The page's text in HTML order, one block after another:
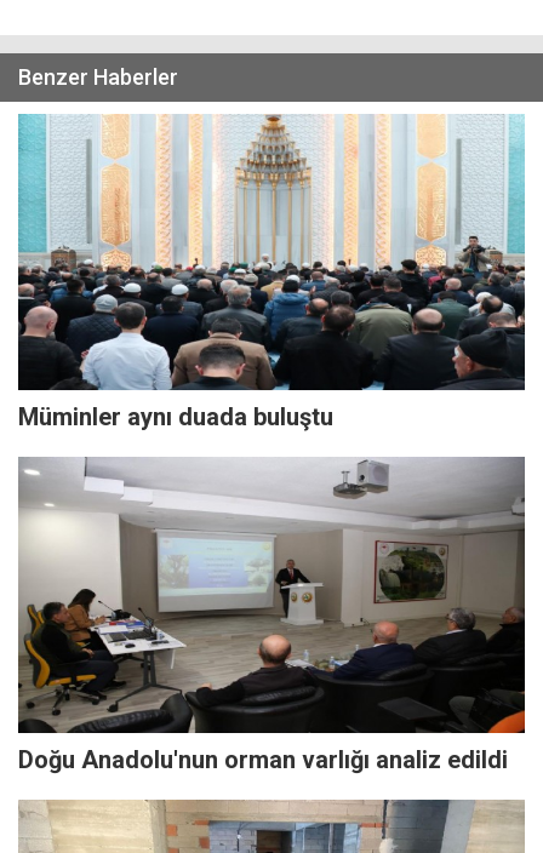
Benzer Haberler
Müminler aynı duada buluştu
Doğu Anadolu'nun orman varlığı analiz edildi